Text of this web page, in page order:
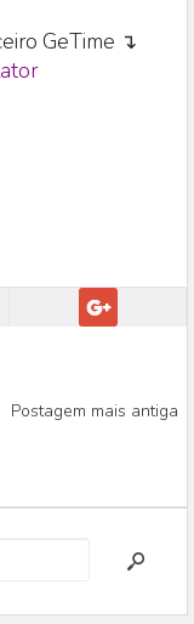
GeTime ↴
Postagem mais antiga